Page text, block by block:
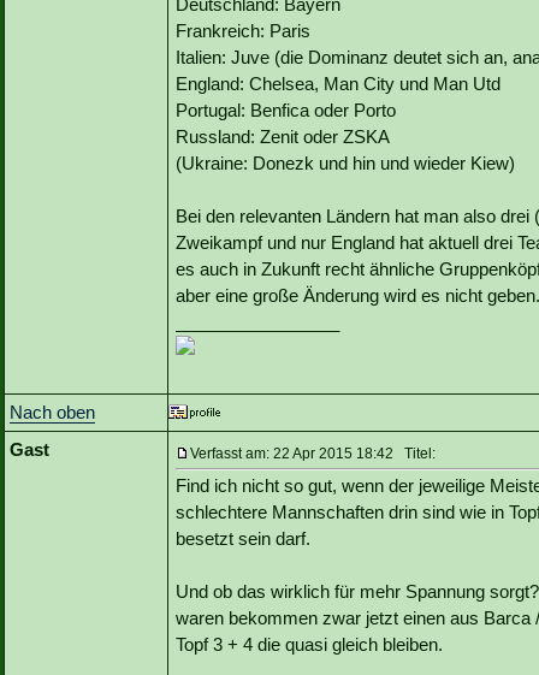
Deutschland: Bayern
Frankreich: Paris
Italien: Juve (die Dominanz deutet sich an,
England: Chelsea, Man City und Man Utd
Portugal: Benfica oder Porto
Russland: Zenit oder ZSKA
(Ukraine: Donezk und hin und wieder Kiew)
Bei den relevanten Ländern hat man also
Zweikampf und nur England hat aktuell drei
es auch in Zukunft recht ähnliche
aber eine große Änderung wird es nicht geben.
Nach oben
Gast
Verfasst am: 22 Apr 2015 18:42 Titel:
Find ich nicht so gut, wenn der jeweilige
schlechtere Mannschaften drin sind wie in
besetzt sein darf.
Und ob das wirklich für mehr Spannung
waren bekommen zwar jetzt einen aus
Topf 3 + 4 die quasi gleich bleiben.